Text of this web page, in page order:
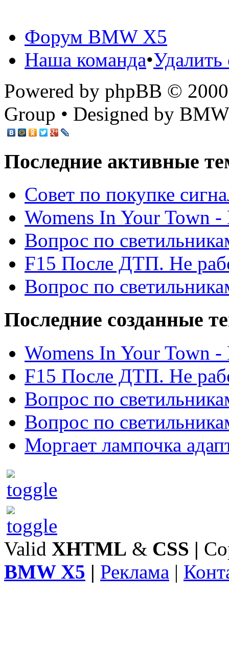
Форум BMW X5
Наша команда•
Powered by phpBB ©
Group • Designed by
Последние активные
Cовет по покупке
Womens In Your Town
Вопрос по
F15 После ДТП. Не
Вопрос по
Последние созданные
Womens In Your Town
F15 После ДТП. Не
Вопрос по
Вопрос по
Моргает лампочка
Valid XHTML & CSS |
BMW X5 | Реклама |